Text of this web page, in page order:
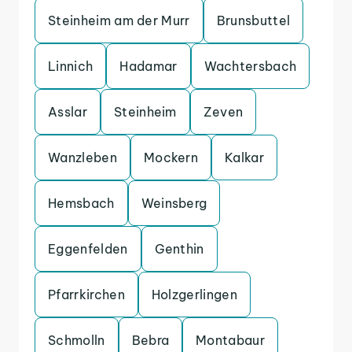
Steinheim am der Murr Brunsbuttel
Linnich Hadamar Wachtersbach
Asslar Steinheim Zeven
Wanzleben Mockern Kalkar
Hemsbach Weinsberg
Eggenfelden Genthin
Pfarrkirchen Holzgerlingen
Schmolln Bebra Montabaur